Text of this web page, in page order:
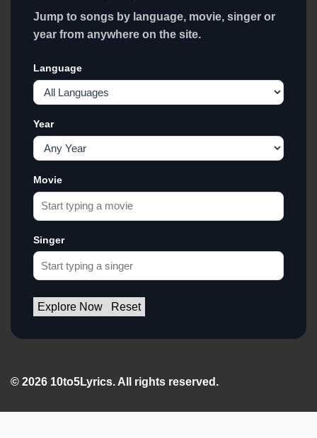
Jump to songs by language, movie, singer or
year from anywhere on the site.
Language
Year
Movie
Singer
Explore Now Reset
© 2026 10to5Lyrics. All rights reserved.